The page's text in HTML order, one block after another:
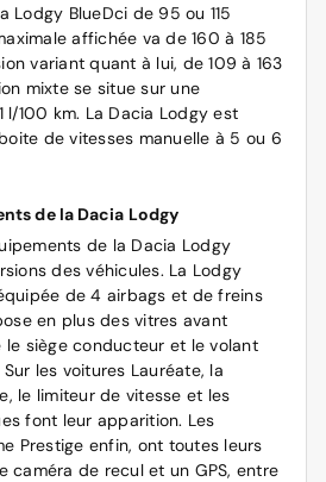
Lodgy BlueDci de 95 ou 115
affichée va de 160 à 185
variant quant à lui, de 109 à 163
mixte se situe sur une
l/100 km. La Dacia Lodgy est
de vitesses manuelle à 5 ou 6
de la Dacia Lodgy
de la Dacia Lodgy
des véhicules. La Lodgy
de 4 airbags et de freins
en plus des vitres avant
le siège conducteur et le volant
les voitures Lauréate, la
le limiteur de vitesse et les
font leur apparition. Les
Prestige enfin, ont toutes leurs
caméra de recul et un GPS, entre